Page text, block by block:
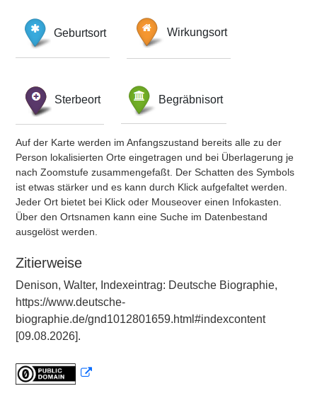
Geburtsort Wirkungsort
Sterbeort Begräbnisort
Auf der Karte werden im Anfangszustand bereits alle zu der
Person lokalisierten Orte eingetragen und bei Überlagerung je
nach Zoomstufe zusammengefaßt. Der Schatten des Symbols
ist etwas stärker und es kann durch Klick aufgefaltet werden.
Jeder Ort bietet bei Klick oder Mouseover einen Infokasten.
Über den Ortsnamen kann eine Suche im Datenbestand
ausgelöst werden.
Zitierweise
Denison, Walter, Indexeintrag: Deutsche Biographie,
https://www.deutsche-
biographie.de/gnd1012801659.html#indexcontent
[09.08.2026].